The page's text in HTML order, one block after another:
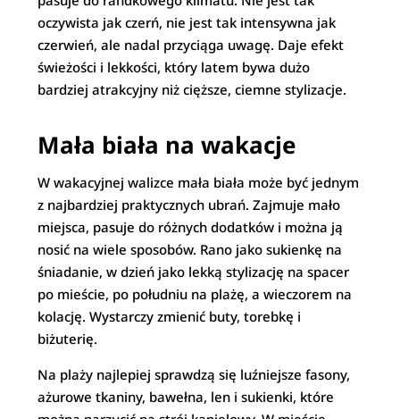
oczywista jak czerń, nie jest tak intensywna jak
czerwień, ale nadal przyciąga uwagę. Daje efekt
świeżości i lekkości, który latem bywa dużo
bardziej atrakcyjny niż cięższe, ciemne stylizacje.
Mała biała na wakacje
W wakacyjnej walizce mała biała może być jednym
z najbardziej praktycznych ubrań. Zajmuje mało
miejsca, pasuje do różnych dodatków i można ją
nosić na wiele sposobów. Rano jako sukienkę na
śniadanie, w dzień jako lekką stylizację na spacer
po mieście, po południu na plażę, a wieczorem na
kolację. Wystarczy zmienić buty, torebkę i
biżuterię.
Na plaży najlepiej sprawdzą się luźniejsze fasony,
ażurowe tkaniny, bawełna, len i sukienki, które